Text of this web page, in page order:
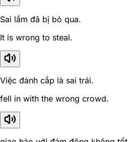
Sai lầm đã bị bỏ qua.
It is wrong to steal.
Việc đánh cắp là sai trái.
fell in with the wrong crowd.